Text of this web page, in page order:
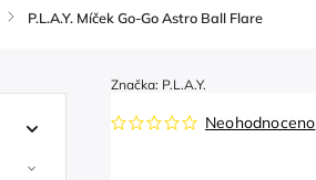
/ P.L.A.Y. Míček Go-Go Astro Ball Flare
Neohodnoceno
Značka: P.L.A.Y.